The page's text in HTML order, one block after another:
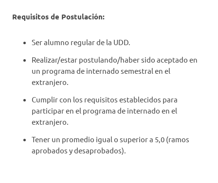
Requisitos de Postulación:
Ser alumno regular de la UDD.
Realizar/estar postulando/haber sido aceptado en
un programa de internado semestral en el
extranjero.
Cumplir con los requisitos establecidos para
participar en el programa de internado en el
extranjero.
Tener un promedio igual o superior a 5,0 (ramos
aprobados y desaprobados).